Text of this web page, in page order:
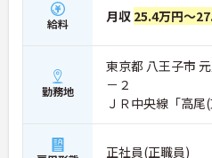
給料 月収 25.4万円～
勤務地
東京都 八王子市
－２
ＪＲ中央線「高
正社員(正職員)